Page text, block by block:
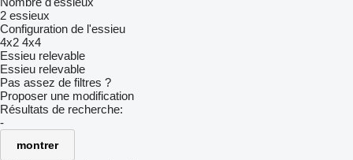
2 essieux
Configuration de l'essieu
4x2 4x4
Essieu relevable
Essieu relevable
Pas assez de filtres ?
Proposer une modification
Résultats de recherche:
-
montrer